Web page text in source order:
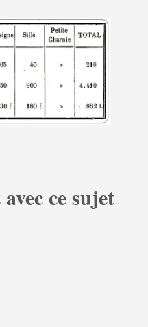
ce sujet